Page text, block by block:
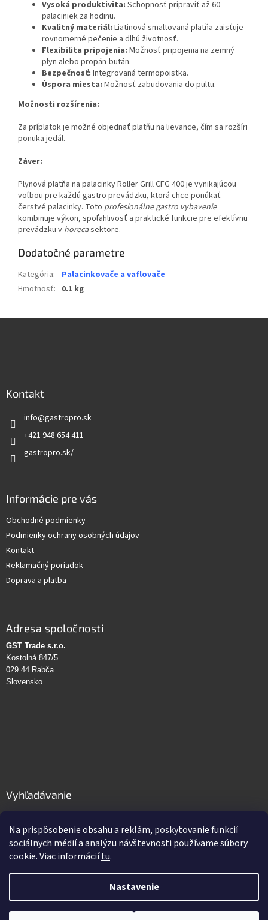
Na prispôsobenie obsahu a reklám, poskytovanie funkcií
sociálnych médií a analýzu návštevnosti používame súbory
cookie. Viac informáciítu.
Nastavenie
Vysoká produktivita: Schopnosť pripraviť až 60
palaciniek za hodinu.
Kvalitný materiál: Liatinová smaltovaná platňa zaisťuje
rovnomerné pečenie a dlhú životnosť.
Flexibilita pripojenia: Možnosť pripojenia na zemný
plyn alebo propán-bután.
Bezpečnosť: Integrovaná termopoistka.
Úspora miesta: Možnosť zabudovania do pultu.
Možnosti rozšírenia:
Za príplatok je možné objednať platňu na lievance, čím sa rozšíri
ponuka jedál.
Záver:
Plynová platňa na palacinky Roller Grill CFG 400 je vynikajúcou
voľbou pre každú gastro prevádzku, ktorá chce ponúkať
čerstvé palacinky. Toto profesionálne gastro vybavenie
kombinuje výkon, spoľahlivosť a praktické funkcie pre efektívnu
prevádzku v horecasektore.
Dodatočné parametre
Kategória:
Palacinkovače a vaflovače
Hmotnosť: 0.1 kg
Kontakt
info@gastropro.sk
+421 948 654 411
gastropro.sk/
Informácie pre vás
Obchodné podmienky
Podmienky ochrany osobných údajov
Kontakt
Reklamačný poriadok
Doprava a platba
Adresa spoločnosti
GST Trade s.r.o.
Kostolná 847/5
029 44 Rabča
Slovensko
Vyhľadávanie
HĽADAŤ
Copyright 2026GastroPro.sk. Všetky práva vyhradené.Upraviť